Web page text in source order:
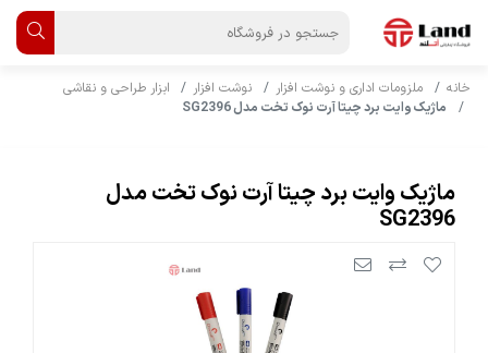
خانه ملزومات اداری و نوشت افزار نوشت افزار
ابزار طراحی و نقاشی
ماژیک وایت برد چیتا آرت نوک تخت مدل SG2396
ماژیک وایت برد چیتا آرت نوک تخت مدل
SG2396